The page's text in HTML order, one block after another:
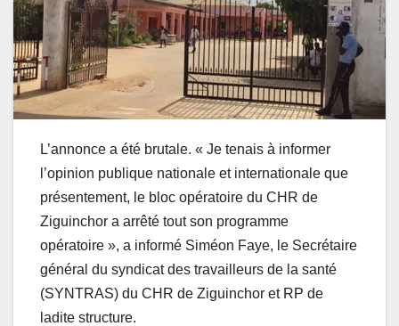
L’annonce a été brutale. « Je tenais à informer
l’opinion publique nationale et internationale que
présentement, le bloc opératoire du CHR de
Ziguinchor a arrêté tout son programme
opératoire », a informé Siméon Faye, le Secrétaire
général du syndicat des travailleurs de la santé
(SYNTRAS) du CHR de Ziguinchor et RP de
ladite structure.